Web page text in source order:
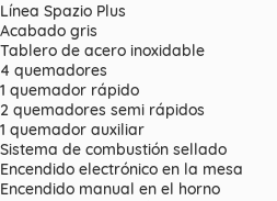
Línea Spazio Plus
Acabado gris
Tablero de acero inoxidable
4 quemadores
1 quemador rápido
2 quemadores semi rápidos
1 quemador auxiliar
Sistema de combustión sellado
Encendido electrónico en la mesa
Encendido manual en el horno